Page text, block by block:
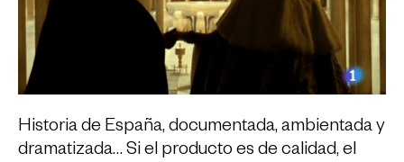
Historia de España, documentada, ambientada y
dramatizada… Si el producto es de calidad, el